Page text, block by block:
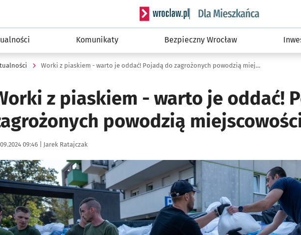
Serwis informacyjny wroclaw.pl podserwis:
Komunikaty Bezpieczny Wrocław
Worki z piaskiem - warto je oddać! Pojadą do zagrożonych powodzią miejscowości
z piaskiem - warto je oddać!
powodzią
publikacji:
09:46 | Autor:
Jarek Ratajczak
aby powiększyć